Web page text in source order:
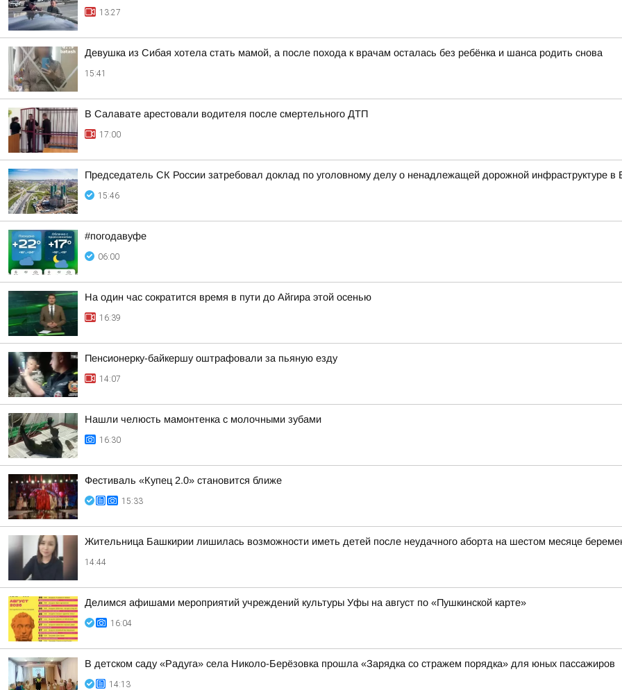
13:27
Девушка из Сибая хотела стать мамой, а после похода к врачам осталась без ребёнка и шанса родить снова
15:41
В Салавате арестовали водителя после смертельного ДТП
17:00
Председатель СК России затребовал доклад по уголовному делу о ненадлежащей дорожной инфраструктуре в
15:46
#погодавуфе
06:00
На один час сократится время в пути до Айгира этой осенью
16:39
Пенсионерку-байкершу оштрафовали за пьяную езду
14:07
Нашли челюсть мамонтенка с молочными зубами
16:30
Фестиваль «Купец 2.0» становится ближе
15:33
Жительница Башкирии лишилась возможности иметь детей после неудачного аборта на шестом месяце
14:44
Делимся афишами мероприятий учреждений культуры Уфы на август по «Пушкинской карте»
16:04
В детском саду «Радуга» села Николо-Берёзовка прошла «Зарядка со стражем порядка» для юных пассажиров
14:13